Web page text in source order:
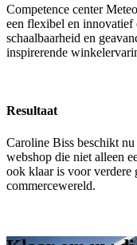
Competence center
een flexibel en innovatief
schaalbaarheid en
inspirerende
Resultaat
Caroline Biss beschikt
webshop die niet alleen
ook klaar is voor verdere
commercewereld.